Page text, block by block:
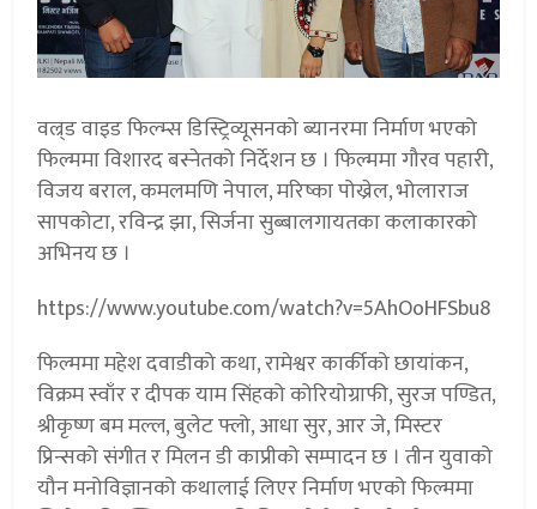
वल्र्ड वाइड फिल्म्स डिस्ट्रिव्यूसनको ब्यानरमा निर्माण भएको
फिल्ममा विशारद बस्नेतको निर्देशन छ । फिल्ममा गौरव पहारी,
विजय बराल, कमलमणि नेपाल, मरिष्का पोख्रेल, भोलाराज
सापकोटा, रविन्द्र झा, सिर्जना सुब्बालगायतका कलाकारको
अभिनय छ ।
https://www.youtube.com/watch?v=5AhOoHFSbu8
फिल्ममा महेश दवाडीको कथा, रामेश्वर कार्कीको छायांकन,
विक्रम स्वाँर र दीपक याम सिंहको कोरियोग्राफी, सुरज पण्डित,
श्रीकृष्ण बम मल्ल, बुलेट फ्लो, आधा सुर, आर जे, मिस्टर
प्रिन्सको संगीत र मिलन डी काप्रीको सम्पादन छ । तीन युवाको
यौन मनोविज्ञानको कथालाई लिएर निर्माण भएको फिल्ममा